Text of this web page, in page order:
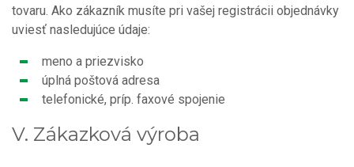
tovaru. Ako zákazník musíte pri vašej registrácii objednávky
uviesť nasledujúce údaje:
meno a priezvisko
úplná poštová adresa
telefonické, príp. faxové spojenie
V. Zákazková výroba